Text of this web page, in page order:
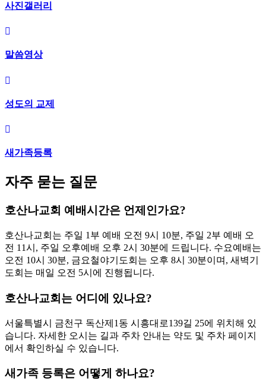
사진갤러리
말씀영상
성도의 교제
새가족등록
자주 묻는 질문
호산나교회 예배시간은 언제인가요?
호산나교회는 주일 1부 예배 오전 9시 10분, 주일 2부 예배 오
전 11시, 주일 오후예배 오후 2시 30분에 드립니다. 수요예배는
오전 10시 30분, 금요철야기도회는 오후 8시 30분이며, 새벽기
도회는 매일 오전 5시에 진행됩니다.
호산나교회는 어디에 있나요?
서울특별시 금천구 독산제1동 시흥대로139길 25에 위치해 있
습니다. 자세한 오시는 길과 주차 안내는 약도 및 주차 페이지
에서 확인하실 수 있습니다.
새가족 등록은 어떻게 하나요?